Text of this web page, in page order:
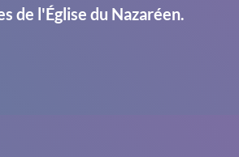
de l'Église du Nazaréen.